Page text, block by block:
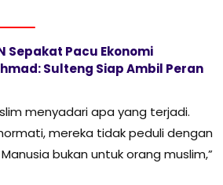
Sepakat Pacu Ekonomi
Sulteng Siap Ambil Peran
menyadari apa yang terjadi.
mereka tidak peduli dengan
bukan untuk orang muslim,”